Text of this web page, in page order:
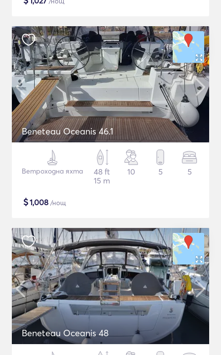
Beneteau Oceanis 46.1
Ветроходна яхта
48 ft
15 m
10 5 5
$1,008 /нощ
Beneteau Oceanis 48